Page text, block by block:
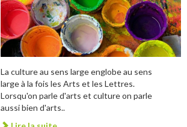
La culture au sens large englobe au sens
large à la fois les Arts et les Lettres.
Lorsqu'on parle d'arts et culture on parle
aussi bien d'arts..